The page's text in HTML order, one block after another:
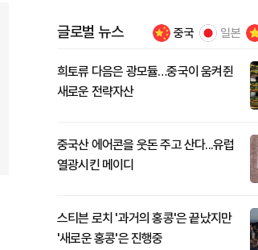
글로벌 뉴스 중국 일본
희토류 다음은 광모듈…중국이 움켜쥔
새로운 전략자산
중국산 에어콘을 웃돈 주고 산다...유럽
열광시킨 메이디
스티븐 로치 '과거의 홍콩'은 끝났지만
'새로운 홍콩'은 진행중